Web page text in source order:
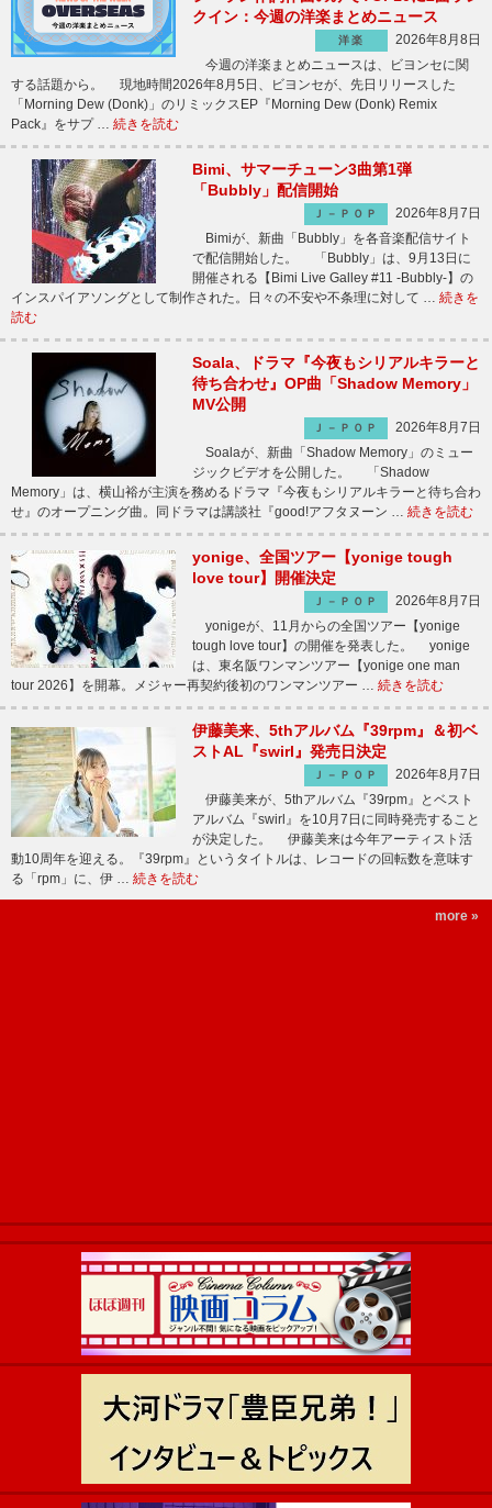
クイン：今週の洋楽まとめニュース
洋楽
2026年8月8日
今週の洋楽まとめニュースは、ビヨンセに関
する話題から。 現地時間2026年8月5日、ビヨンセが、先日リリースした
「Morning Dew (Donk)」のリミックスEP『Morning Dew (Donk) Remix
Pack』をサプ … 続きを読む
Bimi、サマーチューン3曲第1弾
「Bubbly」配信開始
Ｊ－ＰＯＰ
2026年8月7日
Bimiが、新曲「Bubbly」を各音楽配信サイト
で配信開始した。 「Bubbly」は、9月13日に
開催される【Bimi Live Galley #11 -Bubbly-】の
インスパイアソングとして制作された。日々の不安や不条理に対して … 続きを
読む
Soala、ドラマ『今夜もシリアルキラーと
待ち合わせ』OP曲「Shadow Memory」
MV公開
Ｊ－ＰＯＰ
2026年8月7日
Soalaが、新曲「Shadow Memory」のミュー
ジックビデオを公開した。 「Shadow
Memory」は、横山裕が主演を務めるドラマ『今夜もシリアルキラーと待ち合わ
せ』のオープニング曲。同ドラマは講談社『good!アフタヌーン … 続きを読む
yonige、全国ツアー【yonige tough
love tour】開催決定
Ｊ－ＰＯＰ
2026年8月7日
yonigeが、11月からの全国ツアー【yonige
tough love tour】の開催を発表した。 yonige
は、東名阪ワンマンツアー【yonige one man
tour 2026】を開幕。メジャー再契約後初のワンマンツアー … 続きを読む
伊藤美来、5thアルバム『39rpm』＆初ベ
ストAL『swirl』発売日決定
Ｊ－ＰＯＰ
2026年8月7日
伊藤美来が、5thアルバム『39rpm』とベスト
アルバム『swirl』を10月7日に同時発売すること
が決定した。 伊藤美来は今年アーティスト活
動10周年を迎える。『39rpm』というタイトルは、レコードの回転数を意味す
る「rpm」に、伊 … 続きを読む
more »